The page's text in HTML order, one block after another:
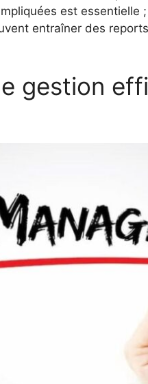
est essentielle
entraîner des
gestion